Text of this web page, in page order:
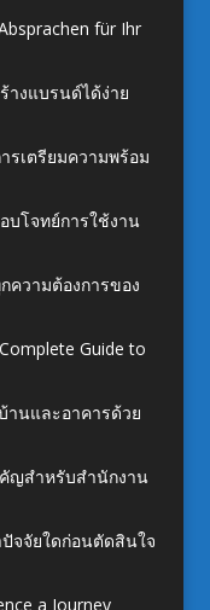
für Ihr
างแบรนด์ได้ง่าย
รเตรียมความพร้อม
บโจทย์การใช้งาน
ความต้องการของ
Guide to
านและอาคารด้วย
ญสำหรับสำนักงาน
จจัยใดก่อนตัดสินใจ
a Journey